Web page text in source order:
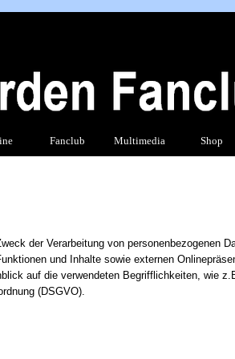
Menü überspringen
▼
Fanclub Multimedia ▼
Shop
der Verarbeitung von personenbezogenen
und Inhalte sowie externen
auf die verwendeten Begrifflichkeiten, wie
(DSGVO).